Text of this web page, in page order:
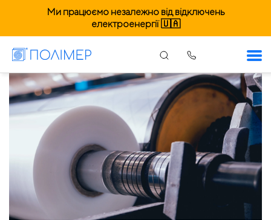
Ми працюємо незалежно від відключень
електроенергії 🇺🇦